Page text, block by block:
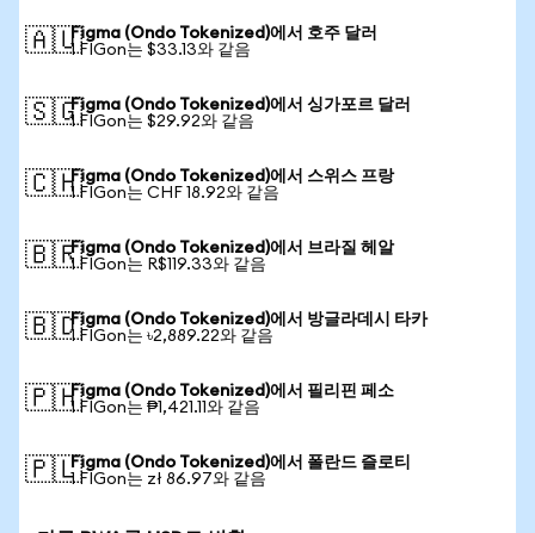
🇦🇺Figma (Ondo Tokenized)에서 호주 달러
1 FIGon는 $33.13와 같음
🇸🇬Figma (Ondo Tokenized)에서 싱가포르 달러
1 FIGon는 $29.92와 같음
🇨🇭Figma (Ondo Tokenized)에서 스위스 프랑
1 FIGon는 CHF 18.92와 같음
🇧🇷Figma (Ondo Tokenized)에서 브라질 헤알
1 FIGon는 R$119.33와 같음
🇧🇩Figma (Ondo Tokenized)에서 방글라데시 타카
1 FIGon는 ৳2,889.22와 같음
🇵🇭Figma (Ondo Tokenized)에서 필리핀 페소
1 FIGon는 ₱1,421.11와 같음
🇵🇱Figma (Ondo Tokenized)에서 폴란드 즐로티
1 FIGon는 zł 86.97와 같음